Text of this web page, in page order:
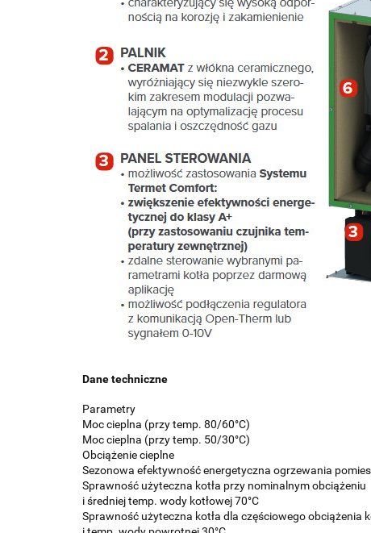
Dane techniczne
Parametry
Moc cieplna (przy temp. 80/60°C)
Moc cieplna (przy temp. 50/30°C)
Obciążenie cieplne
Sezonowa efektywność energetyczna ogrzewania
Sprawność użyteczna kotła przy nominalnym obciążeniu
i średniej temp. wody kotłowej 70°C
Sprawność użyteczna kotła dla częściowego obciążenia